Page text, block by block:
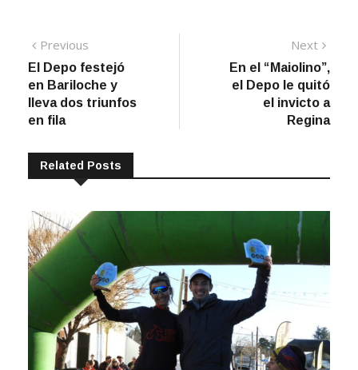
Navegación
de
entradas
Previous
post:
El Depo festejó
en Bariloche y
lleva dos triunfos
en fila
Next
En el “Maiolino”,
el Depo le quitó
el invicto a
Regina
Related Posts